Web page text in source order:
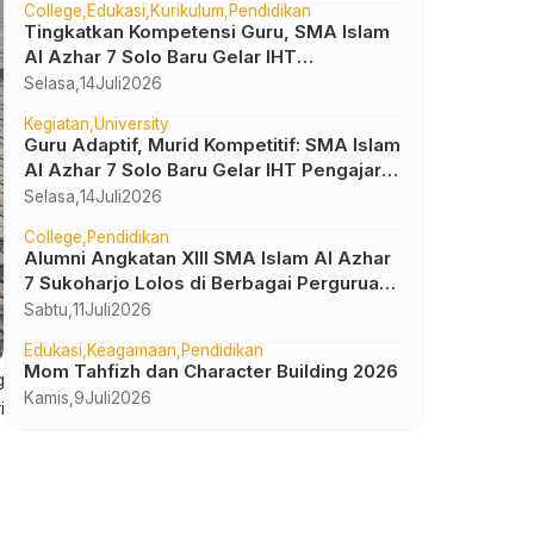
College Edukasi Kurikulum Pendidikan
Tingkatkan Kompetensi Guru, SMA Islam
Al Azhar 7 Solo Baru Gelar IHT
Pembelajaran Bilingual
Selasa, 14Juli2026
Kegiatan University
Guru Adaptif, Murid Kompetitif: SMA Islam
Al Azhar 7 Solo Baru Gelar IHT Pengajar
UTBK 2026
Selasa, 14Juli2026
College Pendidikan
Alumni Angkatan XIII SMA Islam Al Azhar
7 Sukoharjo Lolos di Berbagai Perguruan
Tinggi Negeri dan Luar Negeri
Sabtu, 11Juli2026
Edukasi Keagamaan Pendidikan
Mom Tahfizh dan Character Building 2026
Kamis, 9Juli2026